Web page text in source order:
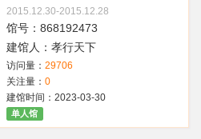
2015.12.30-2015.12.28
馆号：868192473
建馆人：孝行天下
访问量： 29706
关注量： 0
建馆时间：2023-03-30
单人馆